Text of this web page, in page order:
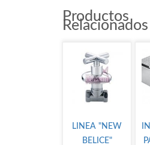
Productos
Relacionados
LINEA "NEW
BELICE"